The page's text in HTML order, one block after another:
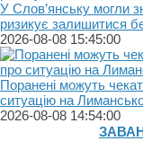
У Слов’янську могли
ризикує залишитися
2026-08-08 15:45:00
Поранені можуть
ситуацію на
2026-08-08 14:54:00